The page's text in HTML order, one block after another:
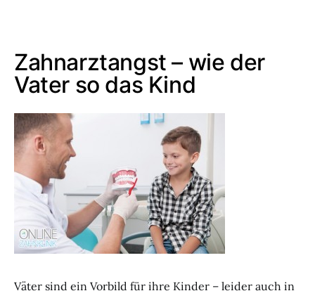
Zahnarztangst – wie der
Vater so das Kind
Väter sind ein Vorbild für ihre Kinder – leider auch in